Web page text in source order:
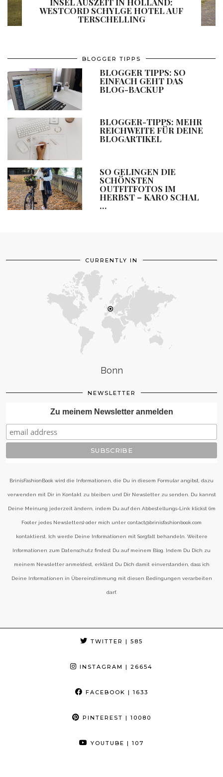
WESTCORD SCHYLGE HOTEL AUF
TERSCHELLING
BLOGGER TIPPS
BLOGGER TIPPS: SO
EINFACH GEHT DAS
BLOG-BACKUP
BLOGGER-TIPPS: MEHR
REICHWEITE FÜR DEINE
BLOGARTIKEL
SO GELINGEN DIE
SCHÖNSTEN
OUTFITFOTOS IM
HERBST – KARO SCHAL
…
CURRENTLY IN
Bonn
NEWSLETTER
Zu meinem Newsletter anmelden
BrinisFashionBook wird die Informationen, die Du in diesem Formular angibst, dazu
verwenden mit Dir in Kontakt zu bleiben und Dir Newsletter zu senden. Du kannst
Deine Meinung jederzeit ändern, indem Du auf den Abbestellungs-Link klickst (im
Footer jedes Newsletters) oder mich unter contact@brinisfashionbook.com
kontaktierst. Ich werde Deine Informationen mit Sorgfalt behandeln. Weitere
Informationen zum Datenschutz findest Du auf meinem Blog. Indem Du Dich zu
meinem Newsletter anmeldest, erklärst Du Dich damit einverstanden, dass ich
Deine Informationen in Übereinstimmung mit diesen Bedingungen verarbeiten
darf.
TWITTER | 585
INSTAGRAM | 26654
FACEBOOK | 1633
PINTEREST | 10080
YOUTUBE | 107